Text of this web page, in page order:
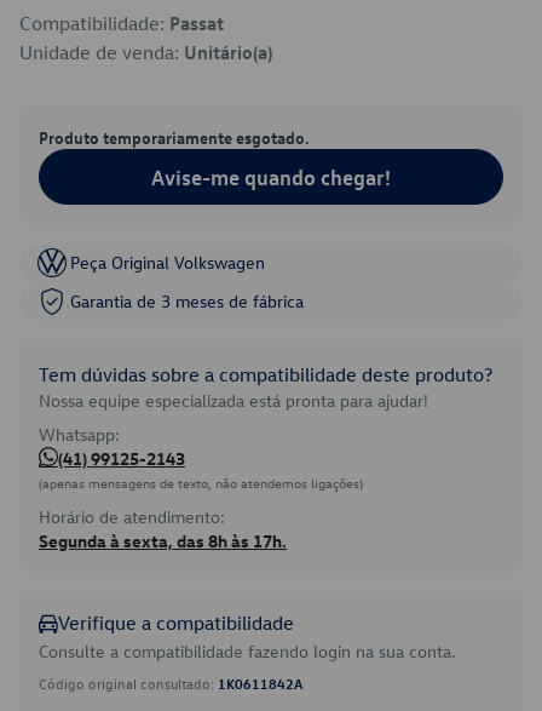
Compatibilidade: Passat
Unidade de venda: Unitário(a)
Produto temporariamente esgotado.
Avise-me quando chegar!
Peça Original Volkswagen
Garantia de 3 meses de fábrica
Tem dúvidas sobre a compatibilidade deste produto?
Nossa equipe especializada está pronta para ajudar!
Whatsapp:
(41) 99125-2143
(apenas mensagens de texto, não atendemos ligações)
Horário de atendimento:
Segunda à sexta, das 8h às 17h.
Verifique a compatibilidade
Consulte a compatibilidade fazendo login na sua conta.
Código original consultado: 1K0611842A